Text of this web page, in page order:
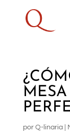
por Q-linaria|